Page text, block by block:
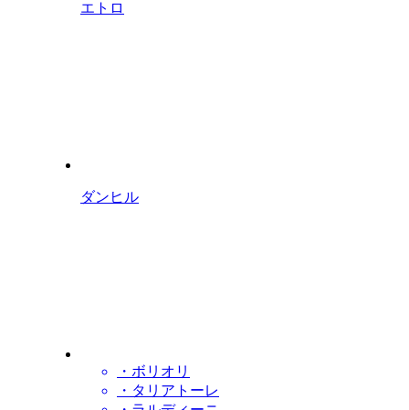
エトロ
ダンヒル
・ボリオリ
・タリアトーレ